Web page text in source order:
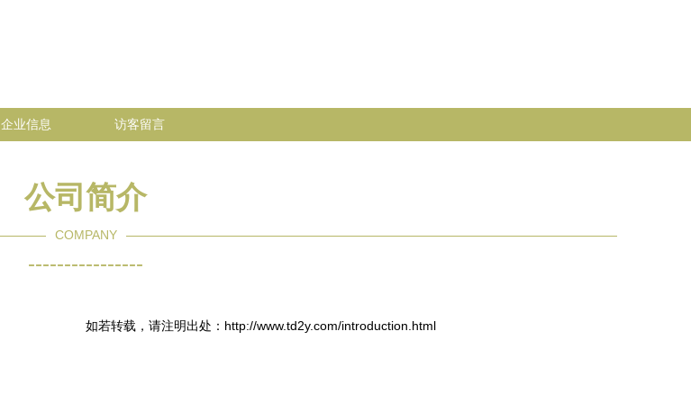
企业信息 访客留言
公司简介
COMPANY
----------------
如若转载，请注明出处：http://www.td2y.com/introduction.html